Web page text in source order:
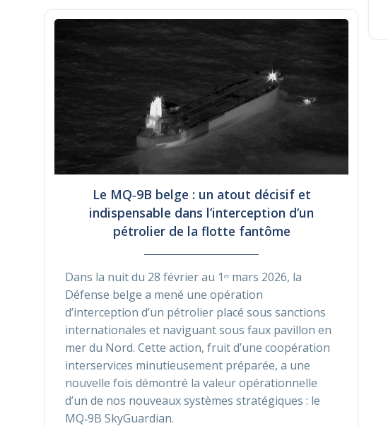
Le MQ‑9B belge : un atout décisif et
indispensable dans l’interception d’un
pétrolier de la flotte fantôme
Dans la nuit du 28 février au 1ᵉʳ mars 2026, la
Défense belge a mené une opération
d’interception d’un pétrolier placé sous sanctions
internationales et naviguant sous faux pavillon en
mer du Nord. Cette action, fruit d’une coopération
interservices minutieusement préparée, a une
nouvelle fois démontré la valeur opérationnelle
d’un de nos nouveaux systèmes stratégiques : le
MQ‑9B SkyGuardian.